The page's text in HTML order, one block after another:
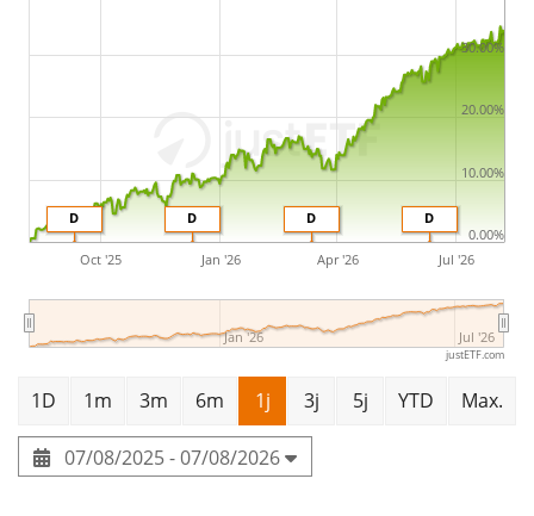
2007and isdomiciled in Ierland.
D
D
D
D
Oct '25 Jan '26 Apr '26 Jul '26
Jan '26 Jul '26
0.00%
10.00%
20.00%
30.00%
justETF.com
1D 1m 3m 6m 1j 3j 5j YTD Max.
07/08/2025 - 07/08/2026